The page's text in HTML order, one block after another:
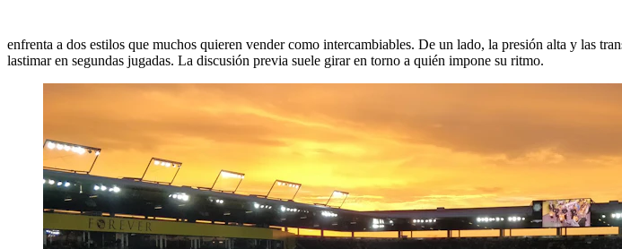
enfrenta a dos estilos que muchos quieren vender como intercambiables. De un lado, la presión alta y las
lastimar en segundas jugadas. La discusión previa suele girar en torno a quién impone su ritmo.